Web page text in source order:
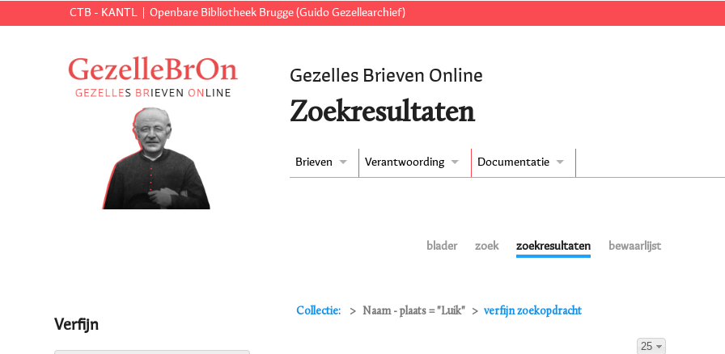
CTB - KANTL Openbare Bibliotheek Brugge (Guido Gezellearchief)
Gezelles Brieven Online
Zoekresultaten
Brieven Verantwoording Documentatie
blader zoek zoekresultaten bewaarlijst
Collectie: Naam - plaats = "Luik" verfijn zoekopdracht
25
Verfijn